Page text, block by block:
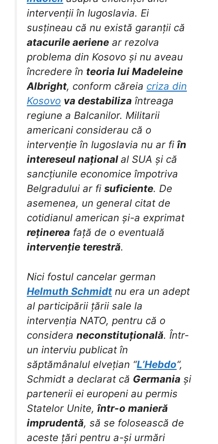
intervenții în Iugoslavia. Ei
susțineau că nu există garanții că
atacurile aeriene ar rezolva
problema din Kosovo și nu aveau
încredere în teoria lui Madeleine
Albright, conform căreia criza din
Kosovo va destabiliza întreaga
regiune a Balcanilor. Militarii
americani considerau că o
intervenție în Iugoslavia nu ar fi în
intereseul național al SUA și că
sancțiunile economice împotriva
Belgradului ar fi suficiente. De
asemenea, un general citat de
cotidianul american și-a exprimat
reținerea față de o eventuală
intervenție terestră.
Nici fostul cancelar german
Helmuth Schmidt nu era un adept
al participării țării sale la
intervenția NATO, pentru că o
considera neconstituțională. Într-
un interviu publicat în
săptămânalul elvețian “L’Hebdo“,
Schmidt a declarat că Germania și
partenerii ei europeni au permis
Statelor Unite, într-o manieră
imprudentă, să se folosească de
aceste țări pentru a-și urmări